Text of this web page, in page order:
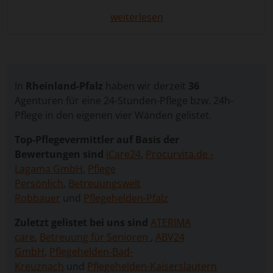
kann hier die ideale Lösung sein:
Über unser Vergleichsportal finden Sie geprüfte
Vermittlungsagenturen aus Rheinland-Pfalz. Ihre
können Sie einfach und schnell passende Angebote
vergleichen und die beste Betreuungslösung für Ihre
Familie finden.
Vorteile einer 24-Stunden-
Betreuung
Die24 Stunden Betreuung
weiterlesen
Rheinland-Pfalz haben wir derzeit 36
Agenturen für eine 24-Stunden-Pflege bzw. 24h-
Pflege in den eigenen vier Wänden gelistet.
Top-Pflegevermittler auf Basis der
Bewertungen sind iCare24 Procurvita.de -
Lagama GmbH Pflege
Persönlich Betreuungswelt
Robbauer und Pflegehelden-Pfalz
Zuletzt gelistet bei uns sind ATERIMA
care Betreuung für Senioren
ABV24
GmbH Pflegehelden-Bad-
Kreuznach und Pflegehelden-Kaiserslautern